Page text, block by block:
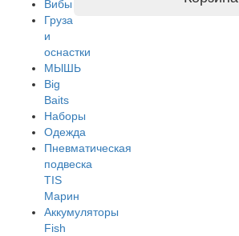
Вибы
Груза
и
оснастки
МЫШЬ
Big
Baits
Наборы
Одежда
Пневматическая
подвеска
TIS
Марин
Аккумуляторы
Fish